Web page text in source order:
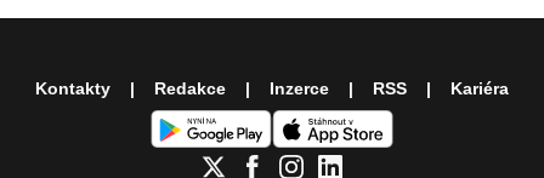
Kontakty Redakce Inzerce RSS Kariéra